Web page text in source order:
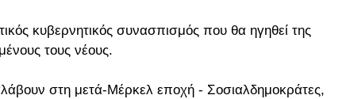
κυβερνητικός συνασπισμός που θα ηγηθεί της
τους νέους.
στη μετά-Μέρκελ εποχή - Σοσιαλδημοκράτες,